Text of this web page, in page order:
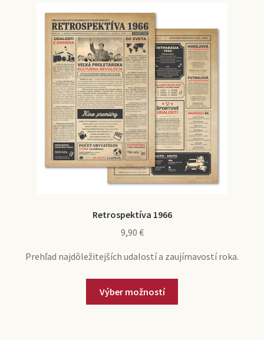
Retrospektíva 1966
9,90 €
Prehľad najdôležitejších udalostí a zaujímavostí roka.
Výber možností